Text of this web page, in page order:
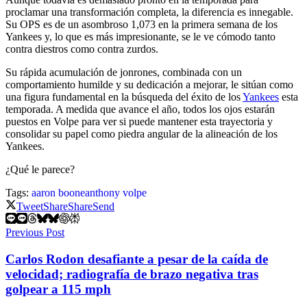
proclamar una transformación completa, la diferencia es innegable.
Su OPS es de un asombroso 1,073 en la primera semana de los
Yankees y, lo que es más impresionante, se le ve cómodo tanto
contra diestros como contra zurdos.
Su rápida acumulación de jonrones, combinada con un
comportamiento humilde y su dedicación a mejorar, le sitúan como
una figura fundamental en la búsqueda del éxito de losYankees esta
temporada. A medida que avance el año, todos los ojos estarán
puestos en Volpe para ver si puede mantener esta trayectoria y
consolidar su papel como piedra angular de la alineación de los
Yankees.
¿Qué le parece?
Tags: aaron booneanthony volpe
TweetShareShareSend
Previous Post
Carlos Rodon desafiante a pesar de la caída de
velocidad; radiografía de brazo negativa tras
golpear a 115 mph